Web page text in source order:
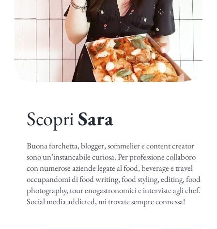
ScopriSara
Buona forchetta, blogger, sommelier e content creator
sono un’instancabile curiosa. Per professione collaboro
con numerose aziende legate al food, beverage e travel
occupandomi di food writing, food styling, editing, food
photography, tour enogastronomici e interviste agli chef.
Social media addicted, mi trovate sempre connessa!